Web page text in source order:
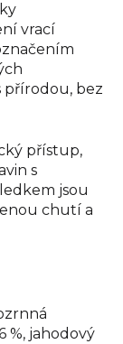
vrací
přírodou, bez
přístup,
s
jsou
chutí a
%, jahodový